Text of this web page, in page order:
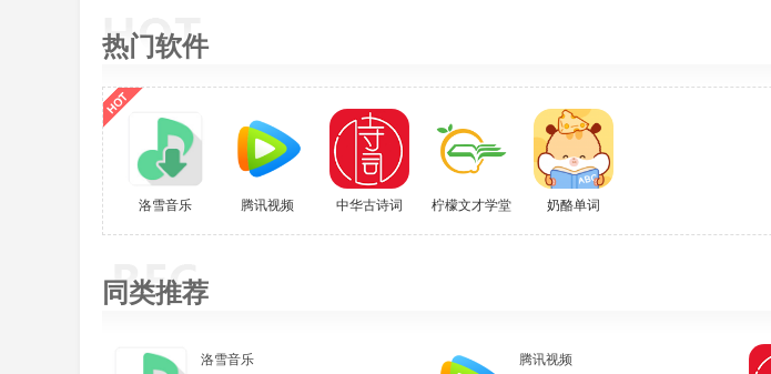
热门软件
洛雪音乐 腾讯视频 中华古诗词 柠檬文才学堂 奶酪单词
同类推荐
洛雪音乐 腾讯视频